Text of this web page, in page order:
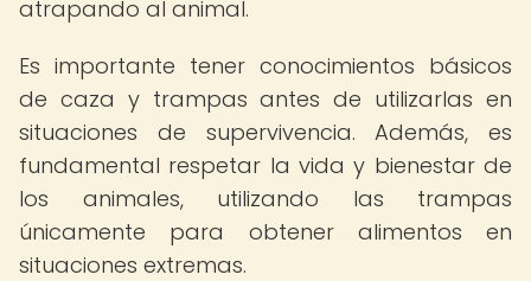
atrapando al animal.
Es importante tener conocimientos básicos
de caza y trampas antes de utilizarlas en
situaciones de supervivencia. Además, es
fundamental respetar la vida y bienestar de
los animales, utilizando las trampas
únicamente para obtener alimentos en
situaciones extremas.